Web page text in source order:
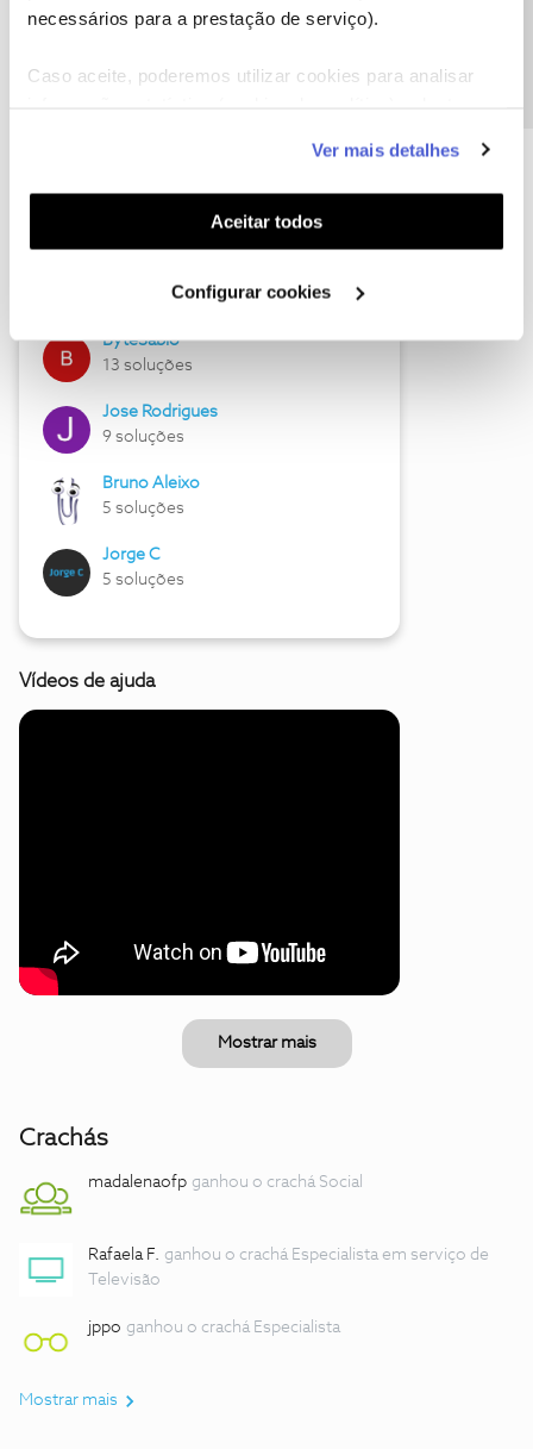
necessários para a prestação de serviço).
Caso aceite, poderemos utilizar cookies para analisar
funcionalidades (cookies de personalização e
funcionalidade) e adaptar anúncios aos seus interesses
(cookies de publicidade personalizada). Pode gerir a
utilização dos cookies clicando em "Configurar
Ver mais detalhes
Aceitar todos
Configurar cookies
Hall of Fame de julho
17 soluções
ByteSábio
13 soluções
Jose Rodrigues
9 soluções
Bruno Aleixo
5 soluções
Jorge C
5 soluções
Vídeos de ajuda
Mostrar mais
Crachás
madalenaofp ganhou o crachá Social
Rafaela F. ganhou o crachá Especialista em serviço de
Televisão
jppo ganhou o crachá Especialista
Mostrar mais